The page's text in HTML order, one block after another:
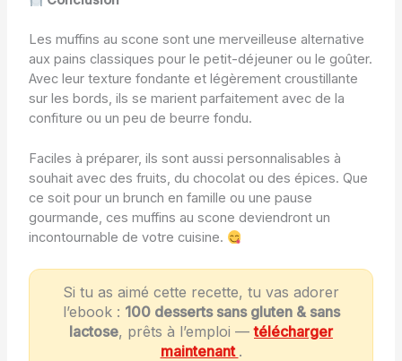
Les muffins au scone sont une merveilleuse alternative
aux pains classiques pour le petit-déjeuner ou le goûter.
Avec leur texture fondante et légèrement croustillante
sur les bords, ils se marient parfaitement avec de la
confiture ou un peu de beurre fondu.
Faciles à préparer, ils sont aussi personnalisables à
souhait avec des fruits, du chocolat ou des épices. Que
ce soit pour un brunch en famille ou une pause
gourmande, ces muffins au scone deviendront un
incontournable de votre cuisine.
Si tu as aimé cette recette, tu vas adorer
l’ebook : 100 desserts sans gluten & sans
lactose, prêts à l’emploi —télécharger
maintenant .